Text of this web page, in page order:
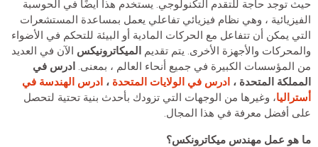
حيث توجد حاجة للتقدم التكنولوجي. يستخدم هذا أيضًا في الحوسبة
الفيزيائية ، وهي نظام فيزيائي تفاعلي يعمل بمساعدة المستشعرات
التي يمكن أن تتفاعل مع الحركات المادية أو البيئة للتحكم في الأضواء
والمحركات والأجهزة الأخرى. يتم تقديم الميكاترونيكسالآن في العديد
من المؤسسات الكبيرة في جميع أنحاء العالم ، بمعنى. ادرس في
المملكة المتحدة ، ادرس في الولايات المتحدة، ادرس الهندسة في
أستراليا، وغيرها من الوجهات التي تزودك بأحدث بنية تحتية لتحصل
على أفضل معرفة في هذا المجال.
ما هو عمل مهندس ميكاترونكس؟